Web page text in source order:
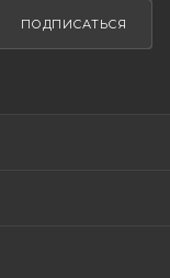
ПОДПИСАТЬСЯ